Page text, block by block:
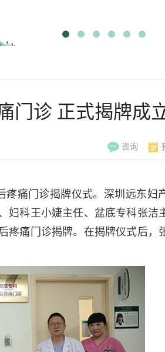
门诊 正式揭牌成
咨询
痛门诊揭牌仪式。深圳远东妇
妇科王小婕主任、盆底专科张洁
疼痛门诊揭牌。在揭牌仪式后，